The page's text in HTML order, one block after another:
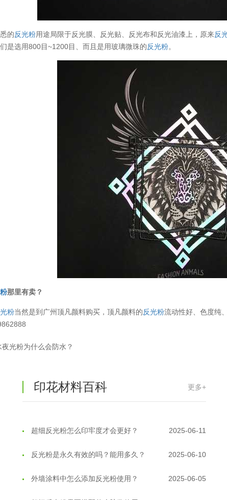
的反光粉用途局限于反光膜、反光贴、反光布和反光油漆上，原来反
是选用800目~1200目、而且是用玻璃微珠的反光粉。
那里有卖？
粉当然是到广州顶凡颜料购买，顶凡颜料的反光粉流动性好、色度纯
夜光粉为什么会防水？
印花材料百科 更多+
反光粉太久不用结块要怎么处理？